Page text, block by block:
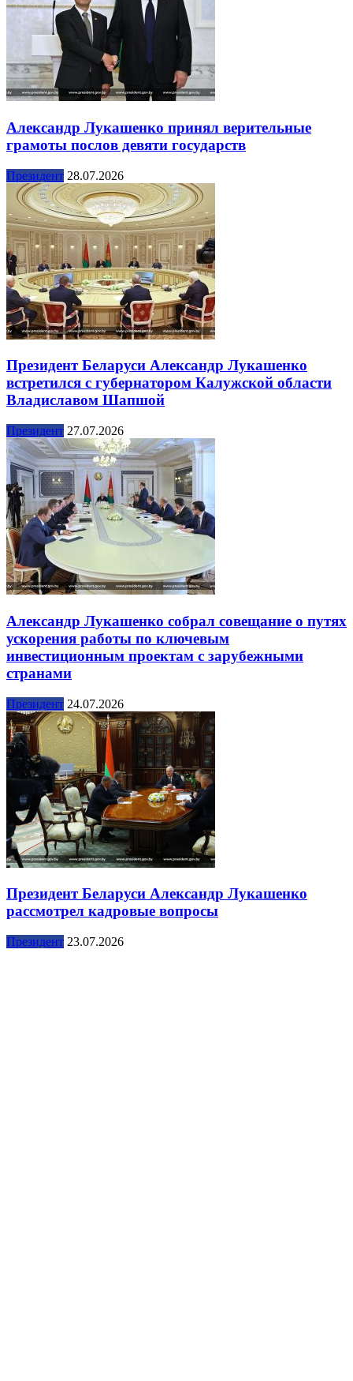
Александр Лукашенко принял верительные
грамоты послов девяти государств
Президент 28.07.2026
Президент Беларуси Александр Лукашенко
встретился с губернатором Калужской области
Владиславом Шапшой
Президент 27.07.2026
Александр Лукашенко собрал совещание о путях
ускорения работы по ключевым
инвестиционным проектам с зарубежными
странами
Президент 24.07.2026
Президент Беларуси Александр Лукашенко
рассмотрел кадровые вопросы
Президент 23.07.2026